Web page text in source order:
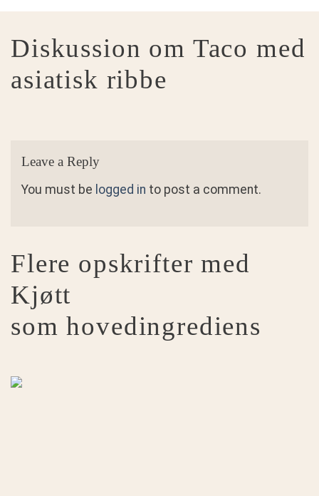
Diskussion om Taco med
asiatisk ribbe
Leave a Reply
You must be logged in to post a comment.
Flere opskrifter med
Kjøtt
som hovedingrediens